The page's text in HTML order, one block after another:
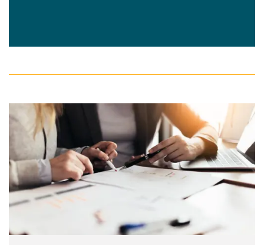
Scopri di più Conti correnti